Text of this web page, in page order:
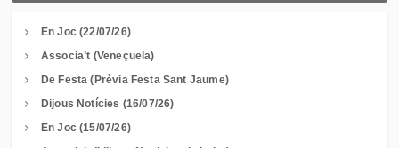
En Joc (22/07/26)
Associa’t (Veneçuela)
De Festa (Prèvia Festa Sant Jaume)
Dijous Notícies (16/07/26)
En Joc (15/07/26)